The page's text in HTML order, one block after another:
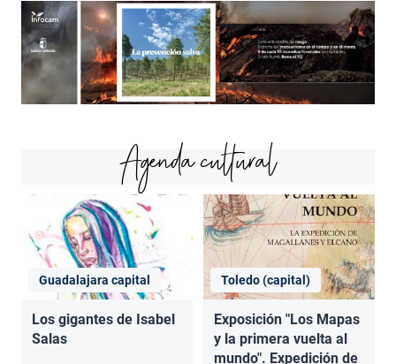
Agenda cultural
Guadalajara capital
Los gigantes de Isabel
Salas
Toledo (capital)
Exposición "Los Mapas
y la primera vuelta al
mundo". Expedición de